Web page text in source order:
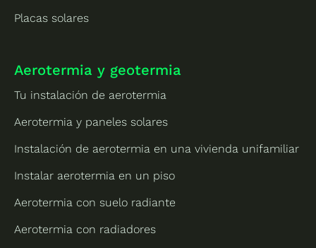
Placas solares
Aerotermia y geotermia
Tu instalación de aerotermia
Aerotermia y paneles solares
Instalación de aerotermia en una vivienda unifamiliar
Instalar aerotermia en un piso
Aerotermia con suelo radiante
Aerotermia con radiadores